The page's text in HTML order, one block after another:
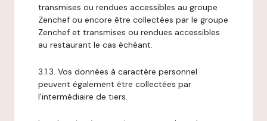
transmises ou rendues accessibles au groupe
Zenchef ou encore être collectées par le groupe
Zenchef et transmises ou rendues accessibles
au restaurant le cas échéant.
3.1.3. Vos données à caractère personnel
peuvent également être collectées par
l’intermédiaire de tiers.